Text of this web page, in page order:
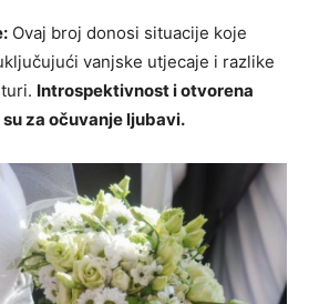
Ovaj broj donosi situacije koje
vanjske utjecaje i razlike
Introspektivnost i otvorena
za očuvanje ljubavi.